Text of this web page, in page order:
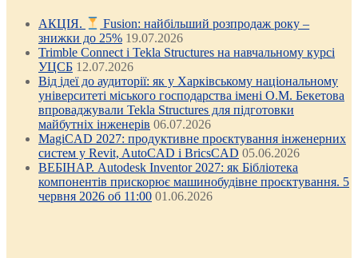
АКЦІЯ.
Fusion: найбільший розпродаж року –
знижки до 25% 19.07.2026
Trimble Connect і Tekla Structures на навчальному курсі
УЦСБ 12.07.2026
Від ідеї до аудиторії: як у Харківському національному
університеті міського господарства імені О.М. Бекетова
впроваджували Tekla Structures для підготовки
майбутніх інженерів 06.07.2026
MagiCAD 2027: продуктивне проєктування інженерних
систем у Revit, AutoCAD і BricsCAD 05.06.2026
ВЕБІНАР. Autodesk Inventor 2027: як Бібліотека
компонентів прискорює машинобудівне проєктування. 5
червня 2026 об 11:00 01.06.2026